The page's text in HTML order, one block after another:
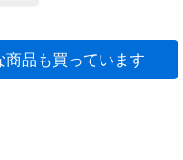
商品も買っています